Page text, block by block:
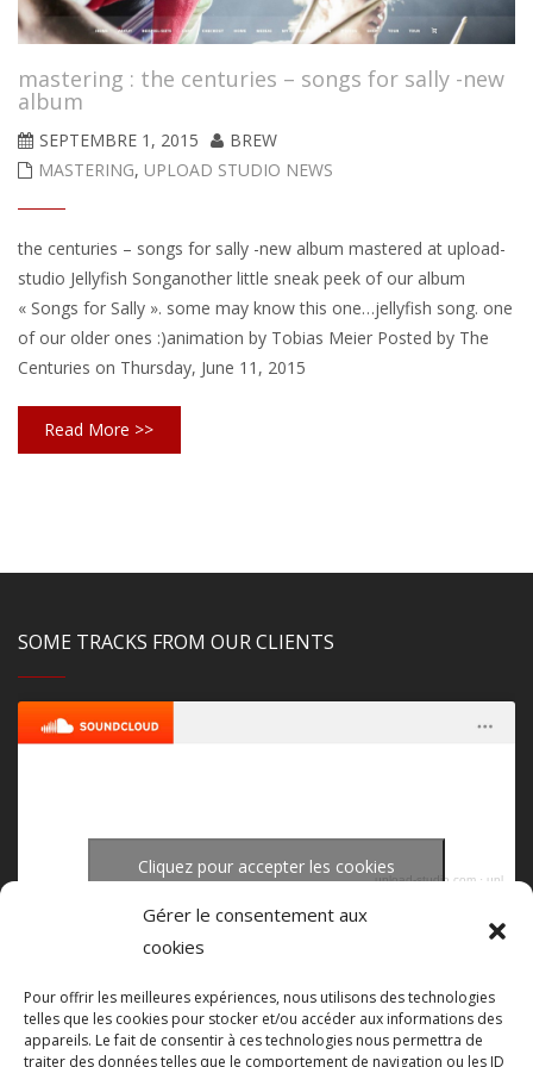
Gérer le consentement aux
cookies
Pour offrir les meilleures expériences, nous utilisons des technologies
telles que les cookies pour stocker et/ou accéder aux informations des
appareils. Le fait de consentir à ces technologies nous permettra de
traiter des données telles que le comportement de navigation ou les ID
mastering : the centuries – songs for sally -new
album
SEPTEMBRE 1, 2015
BREW
MASTERING, UPLOAD STUDIO NEWS
the centuries – songs for sally -new album mastered at upload-
studio Jellyfish Songanother little sneak peek of our album
« Songs for Sally ». some may know this one…jellyfish song. one
of our older ones :)animation by Tobias Meier Posted by The
Centuries on Thursday, June 11, 2015
Read More >>
SOME TRACKS FROM OUR CLIENTS
upload-studio.com · upload studio mastering
Cliquez pour accepter les cookies